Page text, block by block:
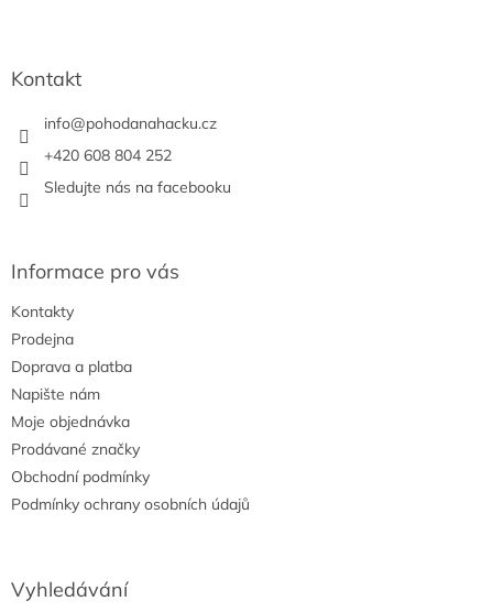
Kontakt
info@pohodanahacku.cz
+420 608 804 252
Sledujte nás na facebooku
Informace pro vás
Kontakty
Prodejna
Doprava a platba
Napište nám
Moje objednávka
Prodávané značky
Obchodní podmínky
Podmínky ochrany osobních údajů
Vyhledávání